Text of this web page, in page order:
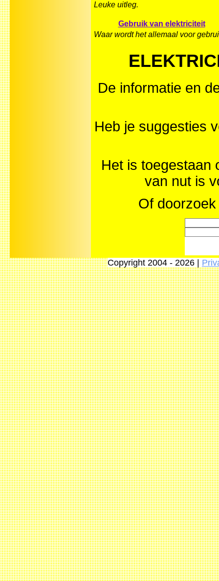
Leuke uitleg.
Gebruik van elektriciteit
Waar wordt het allemaal voor
De informatie en
Heb je suggesties
Het is toegestaan
van nut is
Of
Copyright 2004 - 2026 |